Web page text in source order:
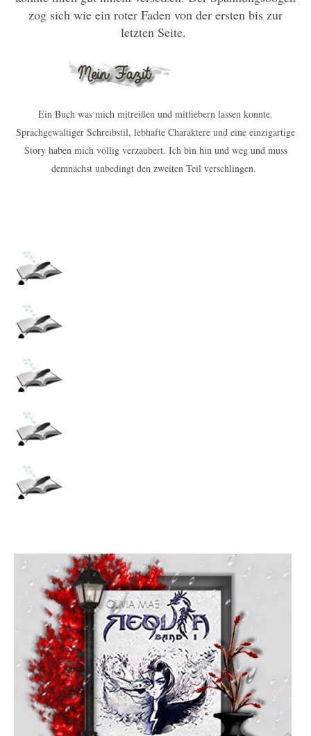
zog sich wie ein roter Faden von der ersten bis zur
letzten Seite.
Ein Buch was mich mitreißen und mitfiebern lassen konnte.
Sprachgewaltiger Schreibstil, lebhafte Charaktere und eine einzigartige
Story haben mich völlig verzaubert. Ich bin hin und weg und muss
demnächst unbedingt den zweiten Teil verschlingen.